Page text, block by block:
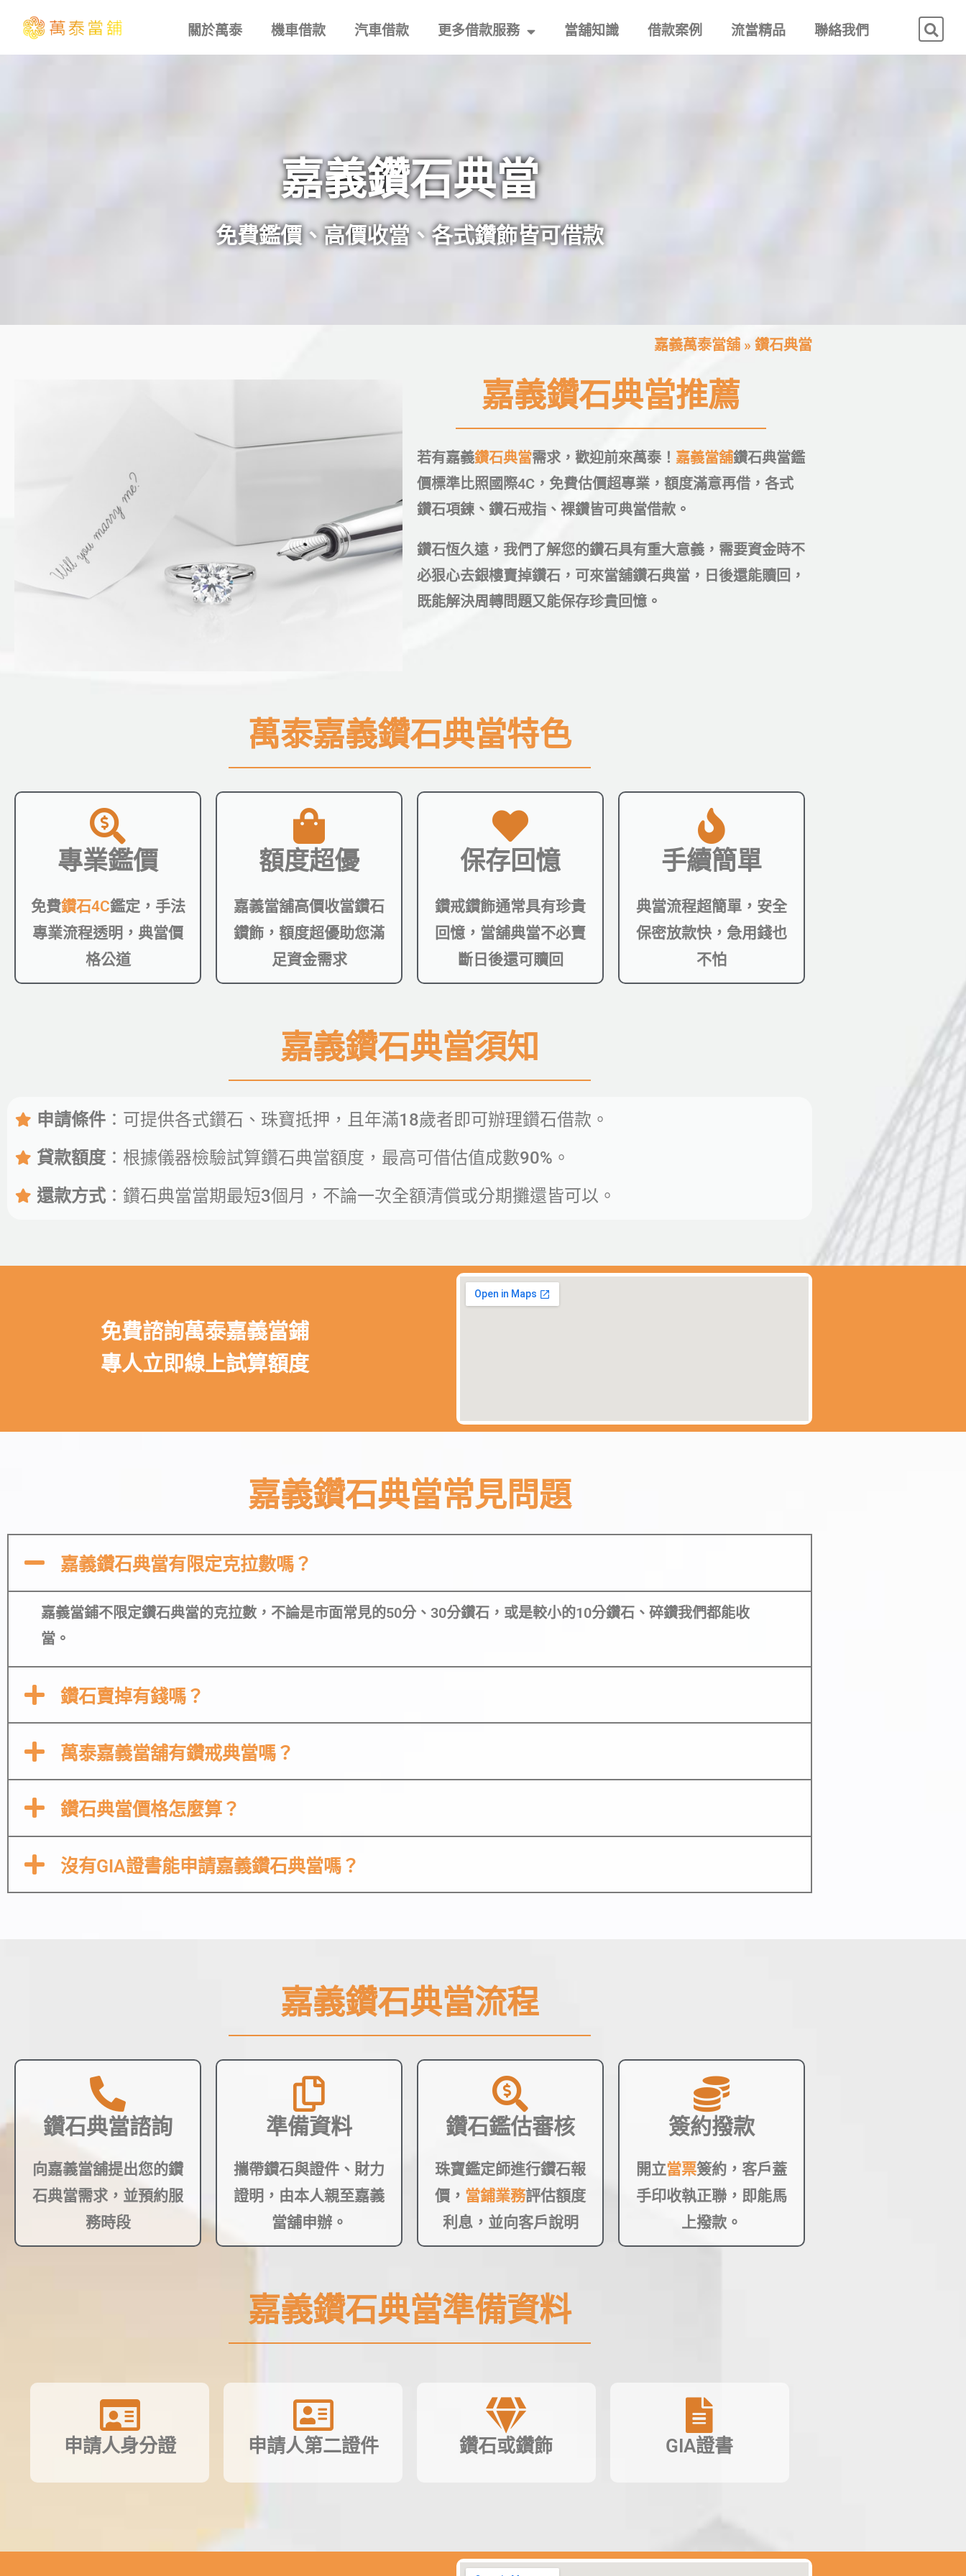
關於萬泰 機車借款 汽車借款 更多借款服務 當舖知識 借款案例 流當精品 聯絡我們
嘉義鑽石典當
免費鑑價、高價收當、各式鑽飾皆可借款
嘉義萬泰當舖 » 鑽石典當
嘉義鑽石典當推薦
若有嘉義鑽石典當需求，歡迎前來萬泰！ 嘉義當舖鑽石典當鑑
價標準比照國際4C，免費估價超專業，額度滿意再借，各式
鑽石項鍊、鑽石戒指、裸鑽皆可典當借款。
鑽石恆久遠，我們了解您的鑽石具有重大意義，需要資金時不
必狠心去銀樓賣掉鑽石，可來當舖鑽石典當，日後還能贖回，
既能解決周轉問題又能保存珍貴回憶。
萬泰嘉義鑽石典當特色
專業鑑價
免費鑽石4C鑑定，手法
專業流程透明，典當價
格公道
額度超優
嘉義當舖高價收當鑽石
鑽飾，額度超優助您滿
足資金需求
保存回憶
鑽戒鑽飾通常具有珍貴
回憶，當舖典當不必賣
斷日後還可贖回
手續簡單
典當流程超簡單，安全
保密放款快，急用錢也
不怕
嘉義鑽石典當須知
申請條件 ：可提供各式鑽石、珠寶抵押，且年滿18歲者即可辦理鑽石借款。
貸款額度 ：根據儀器檢驗試算鑽石典當額度，最高可借估值成數90%。
還款方式 ：鑽石典當當期最短3個月，不論一次全額清償或分期攤還皆可以。
免費諮詢萬泰嘉義當鋪
專人立即線上試算額度
嘉義鑽石典當常見問題
嘉義鑽石典當有限定克拉數嗎？
嘉義當鋪不限定鑽石典當的克拉數，不論是市面常見的50分、30分鑽石，或是較小的10分鑽石、碎鑽我們都能收
當。
鑽石賣掉有錢嗎？
萬泰嘉義當舖有鑽戒典當嗎？
鑽石典當價格怎麼算？
沒有GIA證書能申請嘉義鑽石典當嗎？
嘉義鑽石典當流程
鑽石典當諮詢
向嘉義當舖提出您的鑽
石典當需求，並預約服
務時段
準備資料
攜帶鑽石與證件、財力
證明，由本人親至嘉義
當舖申辦。
鑽石鑑估審核
珠寶鑑定師進行鑽石報
價， 當鋪業務評估額度
利息，並向客戶說明
簽約撥款
開立當票簽約，客戶蓋
手印收執正聯，即能馬
上撥款。
嘉義鑽石典當準備資料
申請人身分證 申請人第二證件 鑽石或鑽飾 GIA證書